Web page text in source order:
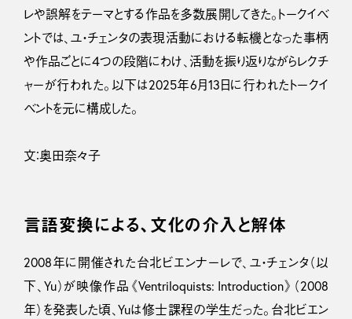
レや誤解をテーマとする作品を多数展開してきた。トークイベ
ントでは、ユ・チェンタの表現活動における転機となった事柄
や作品ごとに４つの段階にわけ、活動を振り返りながらレクチ
ャーが行われた。以下は2025年6月13日に行われたトークイ
ベントを元に構成した。
文：奥田奈々子
言語変換による、文化の介入と解体
2008年に開催された台北ビエンナーレで、ユ・チェンタ（以
下、Yu）が映像作品《Ventriloquists: Introduction》（2008
年）を発表した頃、Yuは修士課程の学生だった。台北ビエン